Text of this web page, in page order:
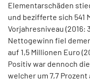
Elementarschäden
und bezifferte sich 541
Vorjahresniveau (2016:
Nettogewinn fiel
auf 1,5 Millionen Euro
Positiv war dennoch
welcher um 7,7